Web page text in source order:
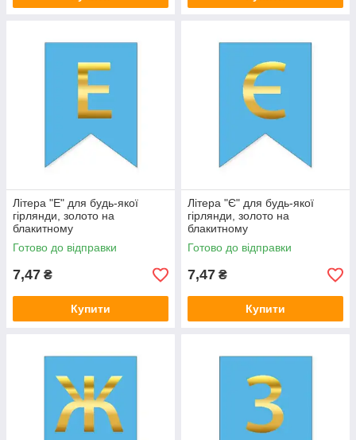
Літера "Е" для будь-якої
гірлянди, золото на
блакитному
Готово до відправки
7,47 ₴
Купити
Літера "Є" для будь-якої
гірлянди, золото на
блакитному
Готово до відправки
7,47 ₴
Купити